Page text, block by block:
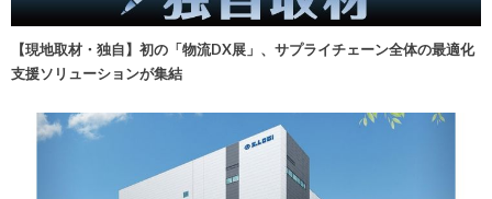
【現地取材・独自】初の「物流DX展」、サプライチェーン全体の最適化
支援ソリューションが集結